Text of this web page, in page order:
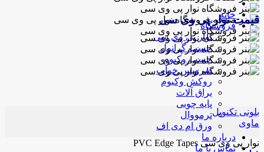
خانه
فروشگاه
نوار پی وی سی
چسب گرانول
چسب وکیوم
سرویس خواب
روکش وکیوم
یراق آلات
پایه چوبی
ترمووال
ورق ام دی اف
درباره ما
تماس با ما
قیمت نوار پی وی سی
بلونی تکنوپل
ماوی
نوار پی وی سی PVC Edge Tapes